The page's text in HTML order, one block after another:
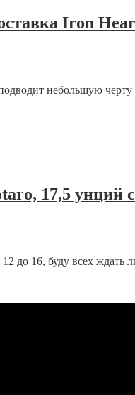
Iron
небольшую
17,5 унций
до 16, буду всех ждать